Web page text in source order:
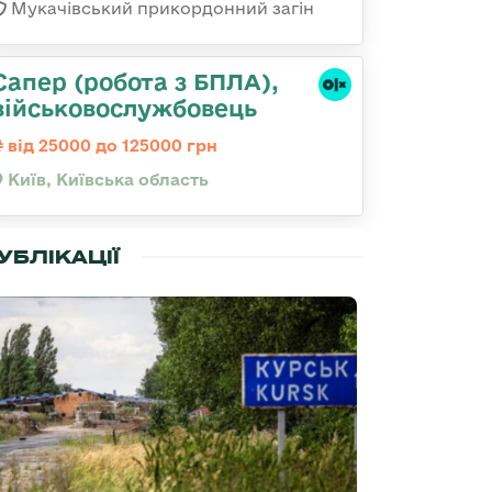
Мукачівський прикордонний загін
(робота з БПЛА),
від 25000 до 125000 грн
Київ, Київська область